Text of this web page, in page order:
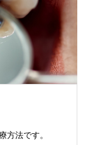
方法です。